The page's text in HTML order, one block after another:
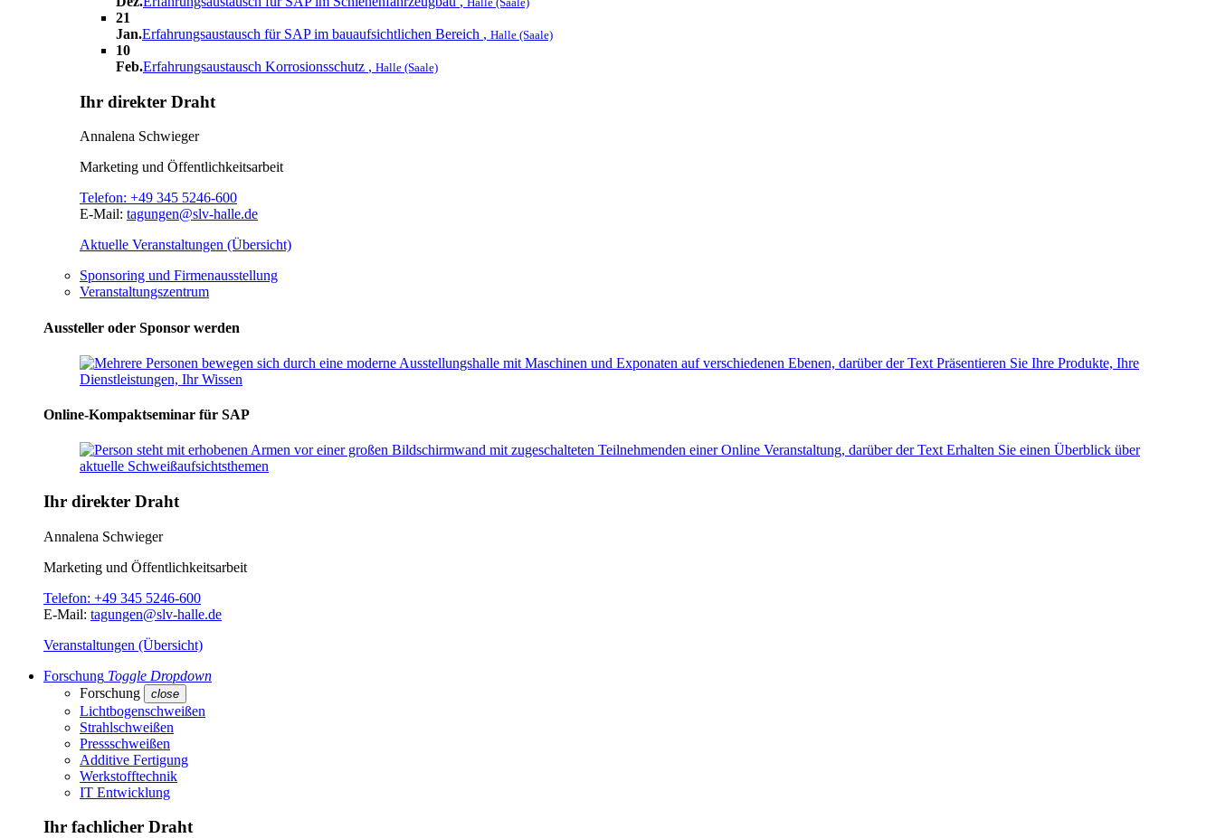
21
Jan.Erfahrungsaustausch für SAP im bauaufsichtlichen Bereich , Halle (Saale)
10
Feb.Erfahrungsaustausch Korrosionsschutz , Halle (Saale)
Ihr direkter Draht
Annalena Schwieger
Marketing und Öffentlichkeitsarbeit
Telefon: +49 345 5246-600
E-Mail: tagungen@slv-halle.de
Aktuelle Veranstaltungen (Übersicht)
Sponsoring und Firmenausstellung
Veranstaltungszentrum
Aussteller oder Sponsor werden
Online-Kompaktseminar für SAP
Ihr direkter Draht
Annalena Schwieger
Marketing und Öffentlichkeitsarbeit
Telefon: +49 345 5246-600
E-Mail: tagungen@slv-halle.de
Veranstaltungen (Übersicht)
Forschung Toggle Dropdown
Forschung
close
Lichtbogenschweißen
Strahlschweißen
Pressschweißen
Additive Fertigung
Werkstofftechnik
IT Entwicklung
Ihr fachlicher Draht